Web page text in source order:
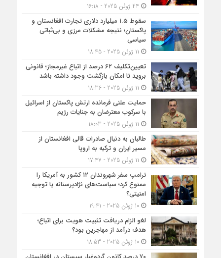
سقوط ۱.۵ میلیارد دلاری تجارت افغانستان و
پاکستان؛ نتیجه مشکلات مرزی و بی‌ثباتی
سیاسی
تعیین‌تکلیف ۶۲ درصد از اتباع غیرمجاز؛ قانونی
بروید تا امکان بازگشت وجود داشته باشد
حمایت علنی فرمانده ارتش پاکستان از اسرائیل
با سرکوب معترضان به جنایات رژیم
طالبان به دنبال صادرات قالی افغانستان از
مسیر ایران و ترکیه به اروپا
ترامپ سفر شهروندان ۱۲ کشور به آمریکا را
ممنوع کرد؛ سیاست‌های نژادپرستانه یا توجیه
امنیتی؟
10 ژوئن 2025 - 19:41
لغو الزام دریافت تثبیت هویت برای اتباع؛
هدف درآمد از مهاجرین بود؟
10 ژوئن 2025 - 18:53